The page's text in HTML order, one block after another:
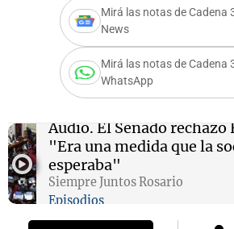
Mirá las notas de Cadena
News
Mirá las notas de Cadena
WhatsApp
Audio. El Senado
"Era una medida que la
esperaba"
Siempre Juntos Rosario
Episodios
Notas
Mundial 2026